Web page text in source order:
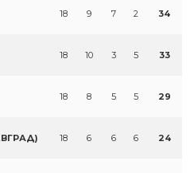
18 9 7 2 34
18 10 3 5 33
18 8 5 5 29
18 6 6 6 24